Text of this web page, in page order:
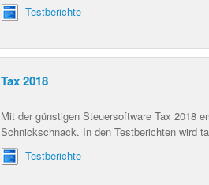
Testberichte
Tax 2018
Mit der günstigen Steuersoftware Tax 2018
Schnickschnack. In den Testberichten wird
Testberichte